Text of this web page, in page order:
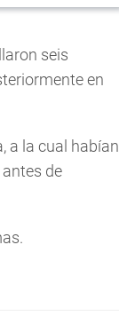
seis
en
a la cual habían
de